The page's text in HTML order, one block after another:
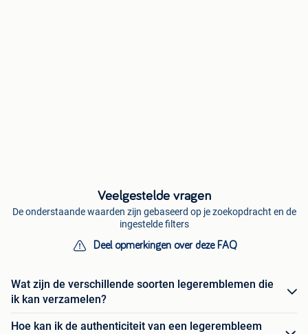
Veelgestelde vragen
De onderstaande waarden zijn gebaseerd op je zoekopdracht en de
ingestelde filters
Deel opmerkingen over deze FAQ
Wat zijn de verschillende soorten legeremblemen die
ik kan verzamelen?
Hoe kan ik de authenticiteit van een legerembleem